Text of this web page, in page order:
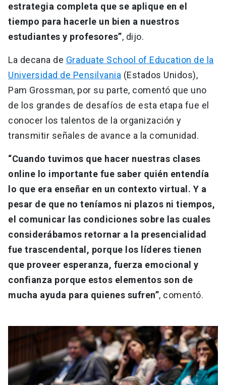
estrategia completa que se aplique en el
tiempo para hacerle un bien a nuestros
estudiantes y profesores”, dijo.
La decana de Graduate School of Education de la
Universidad de Pensilvania (Estados Unidos),
Pam Grossman, por su parte, comentó que uno
de los grandes de desafíos de esta etapa fue el
conocer los talentos de la organización y
transmitir señales de avance a la comunidad.
“Cuando tuvimos que hacer nuestras clases
online lo importante fue saber quién entendía
lo que era enseñar en un contexto virtual. Y a
pesar de que no teníamos ni plazos ni tiempos,
el comunicar las condiciones sobre las cuales
considerábamos retornar a la presencialidad
fue trascendental, porque los líderes tienen
que proveer esperanza, fuerza emocional y
confianza porque estos elementos son de
mucha ayuda para quienes sufren”, comentó.